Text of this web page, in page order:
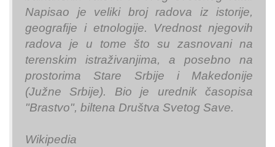
Napisao je veliki broj radova iz istorije,
geografije i etnologije. Vrednost njegovih
radova je u tome što su zasnovani na
terenskim istraživanjima, a posebno na
prostorima Stare Srbije i Makedonije
(Južne Srbije). Bio je urednik časopisa
"Brastvo", biltena Društva Svetog Save.
Wikipedia